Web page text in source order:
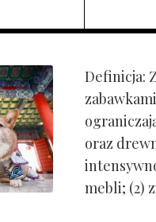
Definicja:
oraz
mebli; (2)